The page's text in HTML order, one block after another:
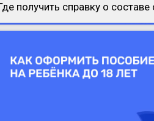
получить справку о составе